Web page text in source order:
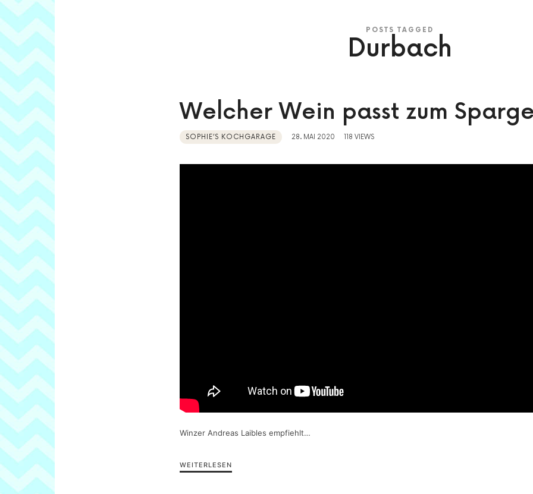
POSTS TAGGED
Durbach
Welcher Wein passt zum
SOPHIE’S KOCHGARAGE 28. MAI 2020 118 VIEWS
Winzer Andreas Laibles empfiehlt…
WEITERLESEN